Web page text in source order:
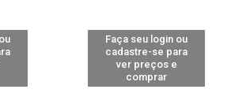
Faça seu login ou
cadastre-se para
ver preços e
comprar